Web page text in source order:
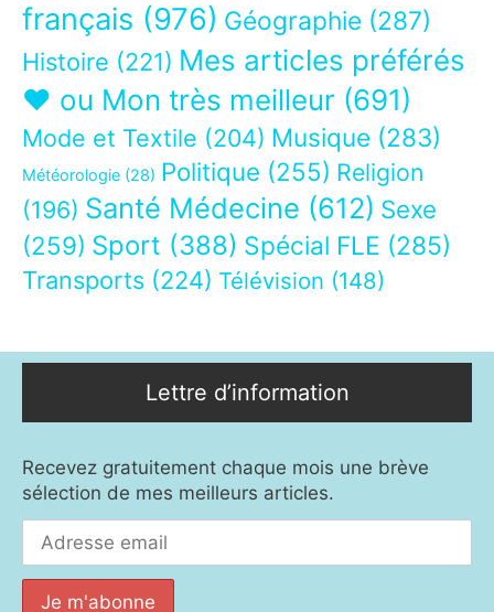
français (976) Géographie (287)
Histoire (221) Mes articles préférés
❤ ou Mon très meilleur (691)
Mode et Textile (204) Musique (283)
Météorologie (28) Politique (255) Religion
(196) Santé Médecine (612) Sexe
(259) Sport (388) Spécial FLE (285)
Transports (224) Télévision (148)
Lettre d’information
Recevez gratuitement chaque mois une brève
sélection de mes meilleurs articles.